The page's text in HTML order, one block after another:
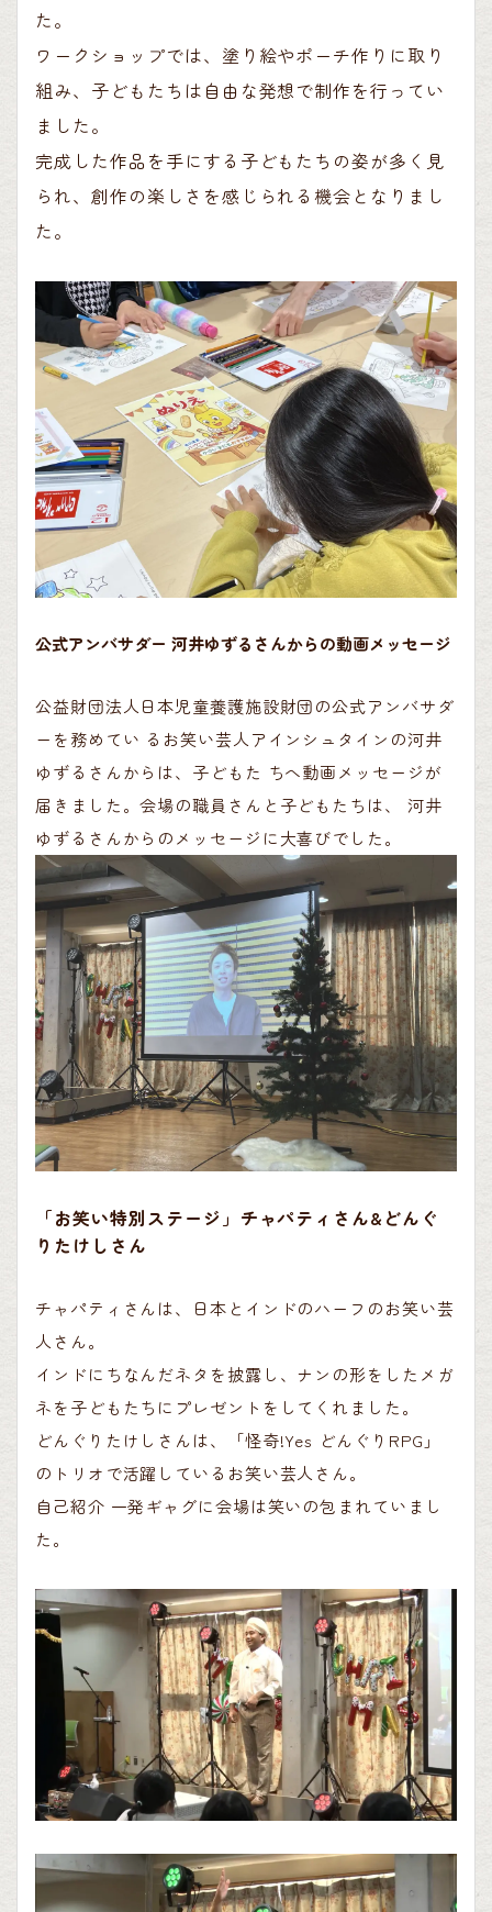
た。
ワークショップでは、塗り絵やポーチ作りに取り
組み、子どもたちは自由な発想で制作を行ってい
ました。
完成した作品を手にする子どもたちの姿が多く見
られ、創作の楽しさを感じられる機会となりまし
た。
公式アンバサダー 河井ゆずるさんからの動画メッセージ
公益財団法人日本児童養護施設財団の公式アンバサダ
ーを務めてい るお笑い芸人アインシュタインの河井
ゆずるさんからは、子どもた ちへ動画メッセージが
届きました。会場の職員さんと子どもたちは、 河井
ゆずるさんからのメッセージに大喜びでした。
「お笑い特別ステージ」チャパティさん&どんぐ
りたけしさん
チャパティさんは、日本とインドのハーフのお笑い芸
人さん。
インドにちなんだネタを披露し、ナンの形をしたメガ
ネを子どもたちにプレゼントをしてくれました。
どんぐりたけしさんは、「怪奇!Yes どんぐりRPG」
のトリオで活躍しているお笑い芸人さん。
自己紹介 一発ギャグに会場は笑いの包まれていまし
た。